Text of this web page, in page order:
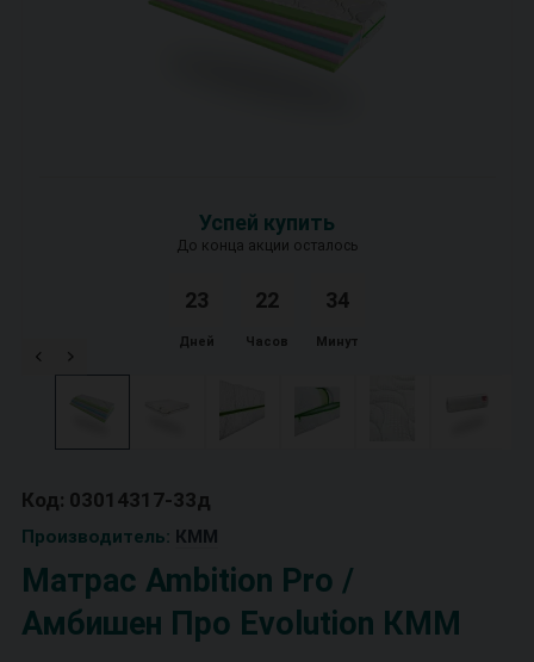
Успей купить
До конца акции осталось
23
Дней
22
Часов
34
Минут
Код: 03014317-33д
Производитель: КММ
Матрас Ambition Pro /
Амбишен Про Evolution КММ